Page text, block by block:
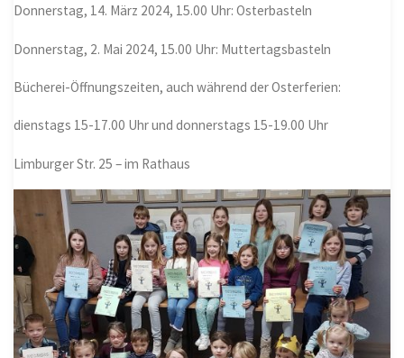
Donnerstag, 14. März 2024, 15.00 Uhr: Osterbasteln
Donnerstag, 2. Mai 2024, 15.00 Uhr: Muttertagsbasteln
Bücherei-Öffnungszeiten, auch während der Osterferien:
dienstags 15-17.00 Uhr und donnerstags 15-19.00 Uhr
Limburger Str. 25 – im Rathaus